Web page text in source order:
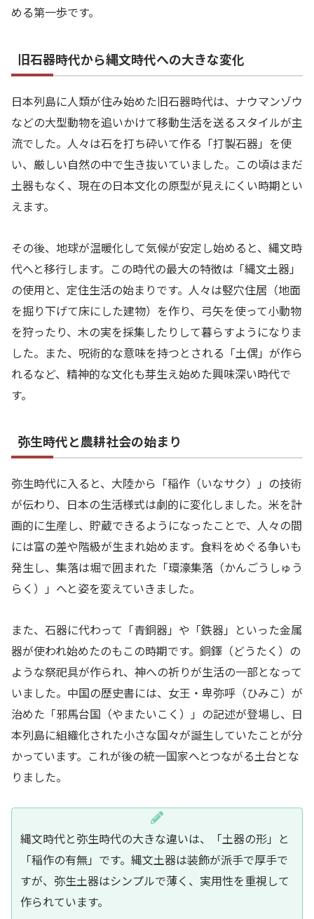
める第一歩です。
旧石器時代から縄文時代への大きな変化
日本列島に人類が住み始めた旧石器時代は、ナウマンゾウ
などの大型動物を追いかけて移動生活を送るスタイルが主
流でした。人々は石を打ち砕いて作る「打製石器」を使
い、厳しい自然の中で生き抜いていました。この頃はまだ
土器もなく、現在の日本文化の原型が見えにくい時期とい
えます。
その後、地球が温暖化して気候が安定し始めると、縄文時
代へと移行します。この時代の最大の特徴は「縄文土器」
の使用と、定住生活の始まりです。人々は竪穴住居（地面
を掘り下げて床にした建物）を作り、弓矢を使って小動物
を狩ったり、木の実を採集したりして暮らすようになりま
した。また、呪術的な意味を持つとされる「土偶」が作ら
れるなど、精神的な文化も芽生え始めた興味深い時代で
す。
弥生時代と農耕社会の始まり
弥生時代に入ると、大陸から「稲作（いなサク）」の技術
が伝わり、日本の生活様式は劇的に変化しました。米を計
画的に生産し、貯蔵できるようになったことで、人々の間
には富の差や階級が生まれ始めます。食料をめぐる争いも
発生し、集落は堀で囲まれた「環濠集落（かんごうしゅう
らく）」へと姿を変えていきました。
また、石器に代わって「青銅器」や「鉄器」といった金属
器が使われ始めたのもこの時期です。銅鐸（どうたく）の
ような祭祀具が作られ、神への祈りが生活の一部となって
いました。中国の歴史書には、女王・卑弥呼（ひみこ）が
治めた「邪馬台国（やまたいこく）」の記述が登場し、日
本列島に組織化された小さな国々が誕生していたことが分
かっています。これが後の統一国家へとつながる土台とな
りました。
縄文時代と弥生時代の大きな違いは、「土器の形」と
「稲作の有無」です。縄文土器は装飾が派手で厚手で
すが、弥生土器はシンプルで薄く、実用性を重視して
作られています。